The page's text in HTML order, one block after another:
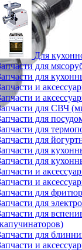
Для
для
для
и
и
для СВЧ
для
для
для
для
для
и
и
для
для
для
для
и